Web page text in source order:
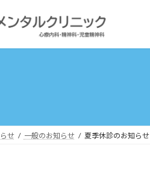
せ 一般のお知らせ 夏季休診のお知らせ